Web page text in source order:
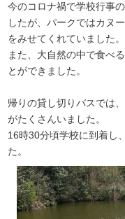
今のコロナ禍で学校行事
したが、パークではカヌ
をみせてくれていました。
また、大自然の中で食べ
とができました。
帰りの貸し切りバスでは
がたくさんいました。
16時30分頃学校に到着し
た。